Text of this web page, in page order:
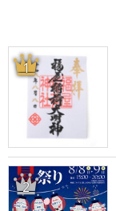
1
2